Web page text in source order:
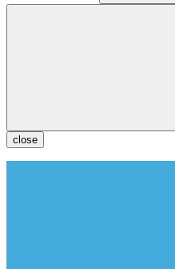
close